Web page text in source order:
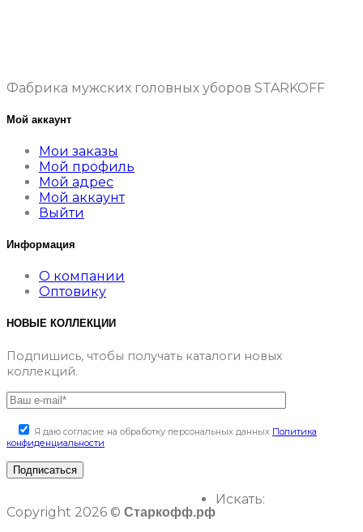
Фабрика мужских головных уборов STARKOFF
Мой аккаунт
Мои заказы
Мой профиль
Мой адрес
Мой аккаунт
Выйти
Информация
О компании
Оптовику
НОВЫЕ КОЛЛЕКЦИИ
Подпишись, чтобы получать каталоги новых
коллекций.
Я даю согласие на обработку персональных данных Политика
конфиденциальности
Copyright 2026 © Старкофф.рф
Искать: